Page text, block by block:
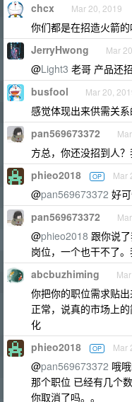
chcx Mar 20, 2019
你们都是在招造火箭
JerryHwong Mar
@Light3 老哥 产品还
busfool Mar 20,
感觉体现出来供需关
pan569673372
方总，你还没招到人
phieo2018 OP Mar
@pan569673372 好
pan569673372
@phieo2018 跟你说
岗位，一个也干不了
abcbuzhiming
你把你的职位需求贴
正常，说真的市场上
化
phieo2018 OP Mar
@pan569673372 哦
那个职位 已经有几个
你取消了吗。。